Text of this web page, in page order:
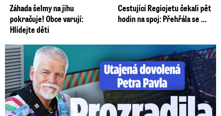
Video se připravuje ...
Babiš před odletem do Ankary: Pavel měl nechat
summit na nás. Macinka si opět rýpl.
Zdroj: ČTK / Blesk Zprávy
Záhada šelmy na jihu
pokračuje! Obce varují:
Hlídejte děti
Cestující Regiojetu čekali pět
hodin na spoj: Přehřála se ...
Utajená dovolená Petra Pavla: Prozradila ho fotka!